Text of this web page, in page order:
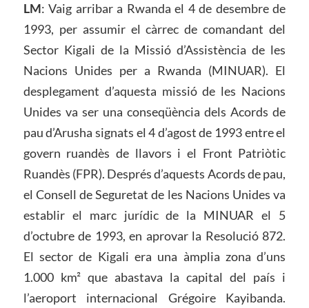
LM: Vaig arribar a Rwanda el 4 de desembre de
1993, per assumir el càrrec de comandant del
Sector Kigali de la Missió d’Assistència de les
Nacions Unides per a Rwanda (MINUAR). El
desplegament d’aquesta missió de les Nacions
Unides va ser una conseqüència dels Acords de
pau d’Arusha signats el 4 d’agost de 1993 entre el
govern ruandès de llavors i el Front Patriòtic
Ruandès (FPR). Després d’aquests Acords de pau,
el Consell de Seguretat de les Nacions Unides va
establir el marc jurídic de la MINUAR el 5
d’octubre de 1993, en aprovar la Resolució 872.
El sector de Kigali era una àmplia zona d’uns
1.000 km² que abastava la capital del país i
l’aeroport internacional Grégoire Kayibanda.